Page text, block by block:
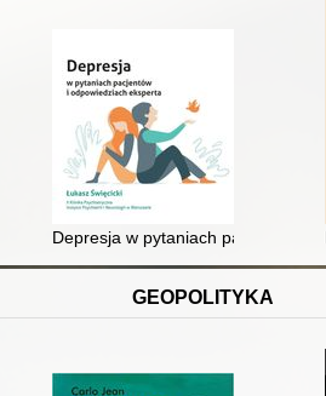
i depresji : bez leków i terapii
Depresja w pytaniach pacjentów i
GEOPOLITYKA